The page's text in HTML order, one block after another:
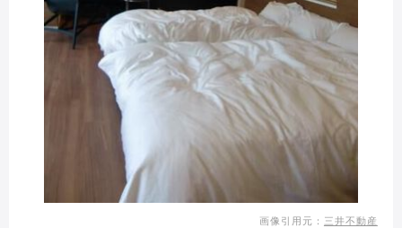
画像引用元： 三井不動産